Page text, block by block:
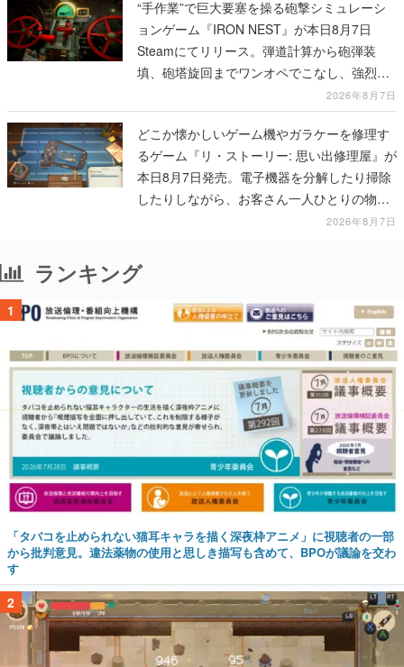
“手作業”で巨大要塞を操る砲撃シミュレーシ
ョンゲーム『IRON NEST』が本日8月7日
Steamにてリリース。弾道計算から砲弾装
填、砲塔旋回までワンオペでこなし、強烈な
一撃をブチかませるロマンある作品2026年8月7日
どこか懐かしいゲーム機やガラケーを修理す
るゲーム『リ・ストーリー: 思い出修理屋』が
本日8月7日発売。電子機器を分解したり掃除
したりしながら、お客さん一人ひとりの物語
2026年8月7日
ランキング
1
「タバコを止められない猫耳キャラを描く深夜枠アニメ」に視聴者の一部
から批判意見。違法薬物の使用と思しき描写も含めて、BPOが議論を交わ
す
2